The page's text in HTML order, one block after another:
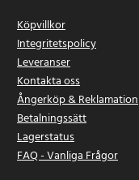
Köpvillkor
Integritetspolicy
Leveranser
Kontakta oss
Ångerköp & Reklamation
Betalningssätt
Lagerstatus
FAQ - Vanliga Frågor